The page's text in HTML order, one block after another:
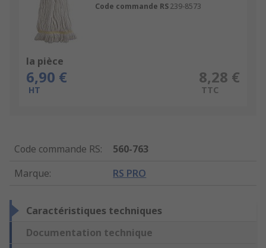
Code commande RS239-8573
la pièce
6,90 €
HT
8,28 €
TTC
Code commande RS:
560-763
Marque: RS PRO
Caractéristiques techniques
Documentation technique